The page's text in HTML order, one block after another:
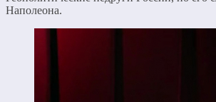
Наполеона.